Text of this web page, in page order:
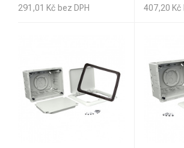
291,01 Kč bez DPH 407,20 Kč